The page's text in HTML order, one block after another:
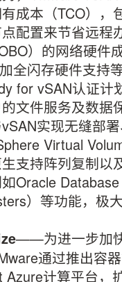
成本（TCO），
配置来节省远程
）的网络硬件
全闪存硬件支持
for vSAN认证计
文件服务及数据
实现无缝部
Virtual
支持阵列复制以
Oracle
）等功能，极
——为进一步加
通过推出容
Azure计算平台，